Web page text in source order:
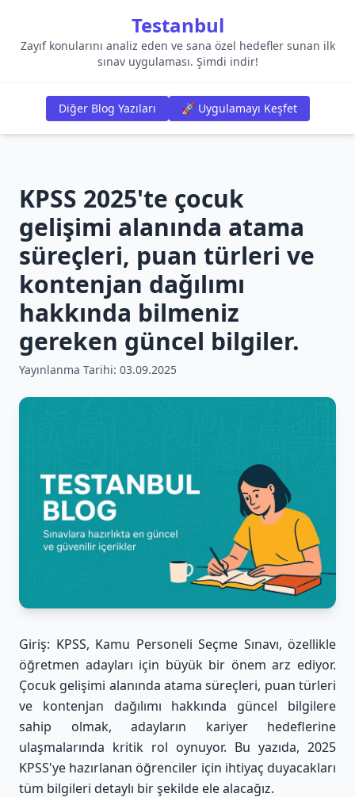
Testanbul
Zayıf konularını analiz eden ve sana özel hedefler sunan ilk
sınav uygulaması. Şimdi indir!
Diğer Blog Yazıları 🚀 Uygulamayı Keşfet
KPSS 2025'te çocuk
gelişimi alanında atama
süreçleri, puan türleri ve
kontenjan dağılımı
hakkında bilmeniz
gereken güncel bilgiler.
Yayınlanma Tarihi: 03.09.2025
Giriş: KPSS, Kamu Personeli Seçme Sınavı, özellikle
öğretmen adayları için büyük bir önem arz ediyor.
Çocuk gelişimi alanında atama süreçleri, puan türleri
ve kontenjan dağılımı hakkında güncel bilgilere
sahip olmak, adayların kariyer hedeflerine
ulaşmalarında kritik rol oynuyor. Bu yazıda, 2025
KPSS'ye hazırlanan öğrenciler için ihtiyaç duyacakları
tüm bilgileri detaylı bir şekilde ele alacağız.